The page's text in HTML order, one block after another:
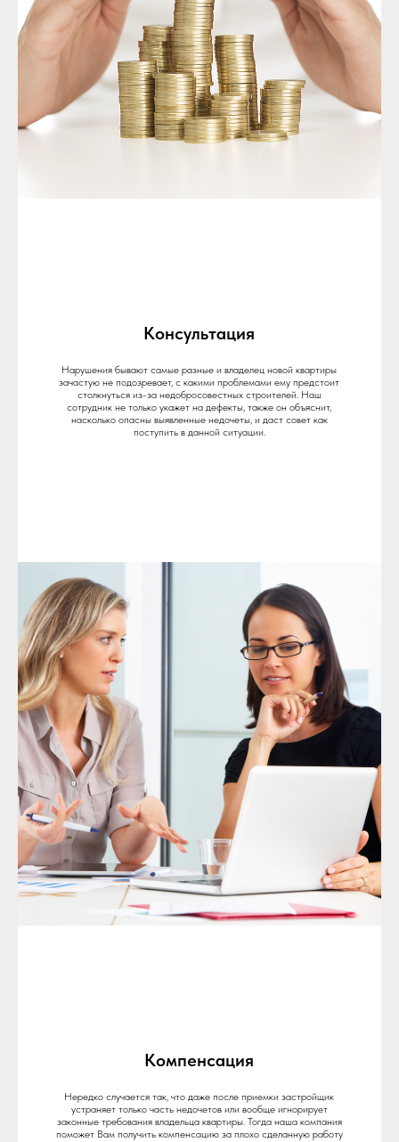
Консультация
Нарушения бывают самые разные и владелец новой квартиры
зачастую не подозревает, с какими проблемами ему предстоит
столкнуться из-за недобросовестных строителей. Наш
сотрудник не только укажет на дефекты, также он объяснит,
насколько опасны выявленные недочеты, и даст совет как
поступить в данной ситуации.
Компенсация
Нередко случается так, что даже после приемки застройщик
устраняет только часть недочетов или вообще игнорирует
законные требования владельца квартиры. Тогда наша компания
поможет Вам получить компенсацию за плохо сделанную работу